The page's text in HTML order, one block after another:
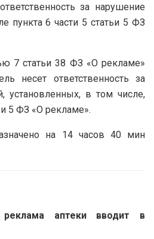
за нарушение
пункта 6 части 5 статьи 5 ФЗ
7 статьи 38 ФЗ «О рекламе»
несет ответственность за
установленных, в том числе,
5 ФЗ «О рекламе».
на 14 часов 40 мин
аптеки вводит в